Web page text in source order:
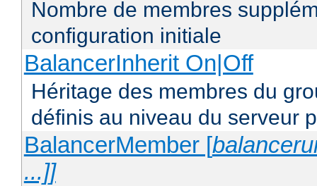
Nombre de membres
configuration initiale
BalancerInherit On|Off
Héritage des membres du
définis au niveau du serveur
BalancerMember [
...]]